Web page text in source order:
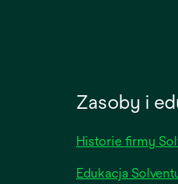
Zasoby i
Historie firmy
Edukacja